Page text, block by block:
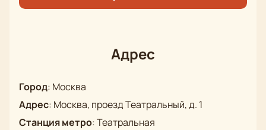
Адрес
Город: Москва
Адрес: Москва, проезд Театральный, д. 1
Станция метро:Театральная